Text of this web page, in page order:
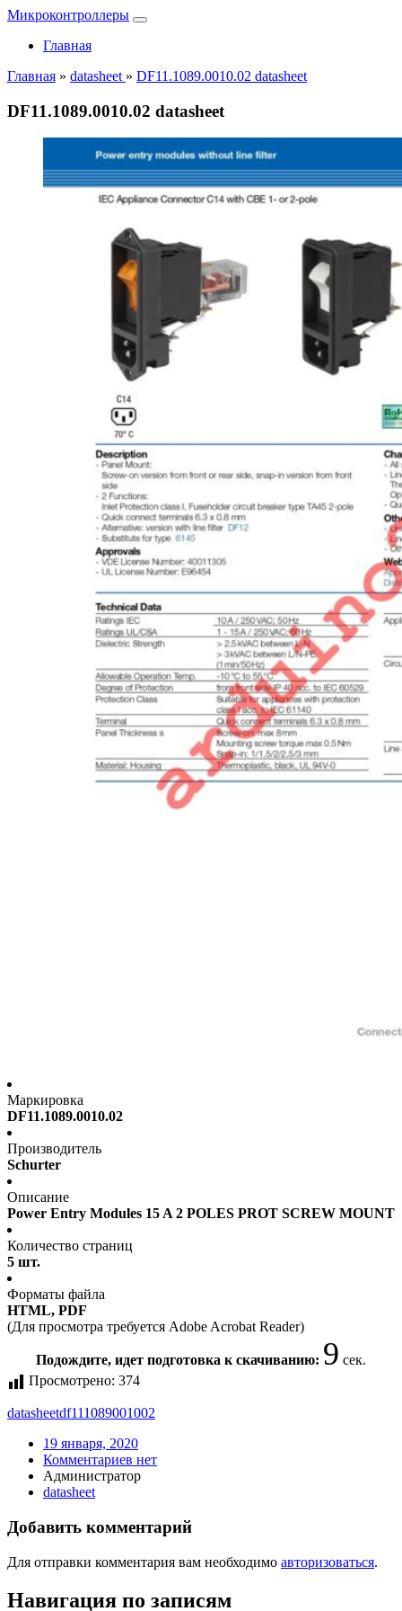
Микроконтроллеры
Главная
Главная » datasheet » DF11.1089.0010.02 datasheet
DF11.1089.0010.02 datasheet
Маркировка
DF11.1089.0010.02
Производитель
Schurter
Описание
Power Entry Modules 15 A 2 POLES PROT SCREW MOUNT
Количество страниц
5 шт.
Форматы файла
HTML, PDF
(Для просмотра требуется Adobe Acrobat Reader)
Подождите, идет подготовка к скачиванию: 9 сек.
Просмотрено: 374
datasheetdf111089001002
19 января, 2020
Комментариев нет
Администратор
datasheet
Добавить комментарий
Для отправки комментария вам необходимо авторизоваться.
Навигация по записям